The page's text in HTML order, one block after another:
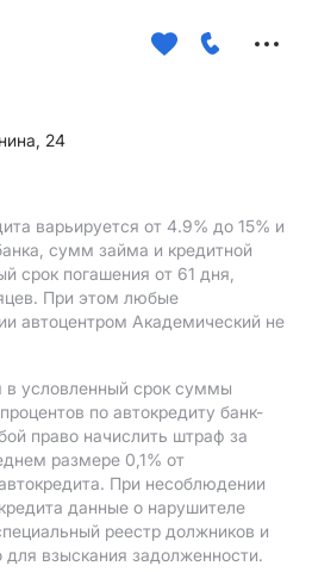
24
варьируется от 4.9% до 15% и
сумм займа и кредитной
срок погашения от 61 дня,
При этом любые
автоцентром Академический не
в условленный срок суммы
по автокредиту банк-
право начислить штраф за
размере 0,1% от
При несоблюдении
данные о нарушителе
реестр должников и
для взыскания задолженности.